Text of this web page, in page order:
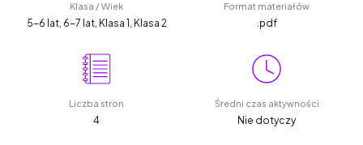
Klasa / Wiek
5-6 lat, 6-7 lat, Klasa 1, Klasa 2
Format materiałów
.pdf
Liczba stron
4
Średni czas aktywności
Nie dotyczy